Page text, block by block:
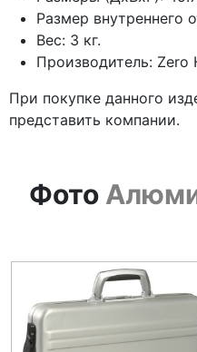
Размер внутреннего
Вес: 3 кг.
Производитель:
При покупке данного
представить компании.
Фото